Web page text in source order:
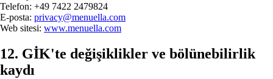
Telefon: +49 7422 2479824
E-posta: privacy@menuella.com
Web sitesi: www.menuella.com
12. GİK'te değişiklikler ve bölünebilirlik
kaydı